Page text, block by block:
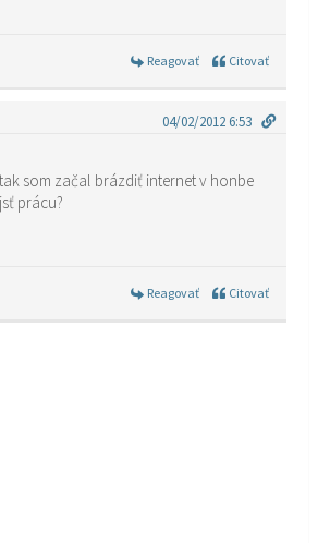
Reagovať Citovať
04/02/2012 6:53
som začal brázdiť internet v honbe
prácu?
Reagovať Citovať